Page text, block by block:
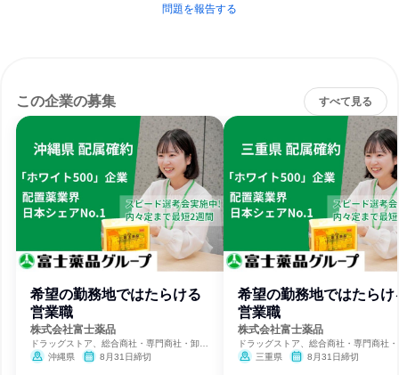
問題を報告する
この企業の募集 すべて見る
希望の勤務地ではたらける
営業職
株式会社富士薬品
ドラッグストア、総合商社・専門商社・卸
売、製薬
沖縄県 8月31日締切
希望の勤務地ではたらけ
営業職
株式会社富士薬品
ドラッグストア、総合商社・専門商社
売、製薬
三重県 8月31日締切